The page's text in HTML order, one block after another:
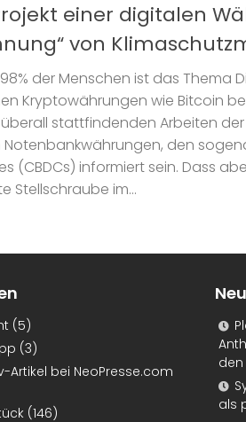
einer digitalen
von
der Menschen ist das Thema
Kryptowährungen wie Bitcoin
stattfindenden Arbeiten
den
(CBDCs) informiert sein. Dass
Stellschraube im...
(5)
(3)
Artikel bei NeoPresse.com
(146)
den
als